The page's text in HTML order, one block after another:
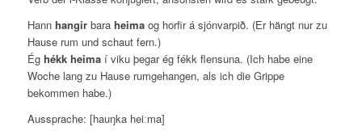
Hann hangirbara heimaog horfir á sjónvarpið. (Er hängt nur zu
Hause rum und schaut fern.)
Ég hékk heimaí viku þegar ég fékk flensuna. (Ich habe eine
Woche lang zu Hause rumgehangen, als ich die Grippe
bekommen habe.)
Aussprache: [hauŋka heiːma]